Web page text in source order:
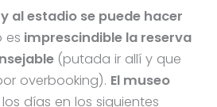
al estadio se puede hacer
es imprescindible la reserva
(putada ir allí y que
overbooking). El museo
días en los siguientes